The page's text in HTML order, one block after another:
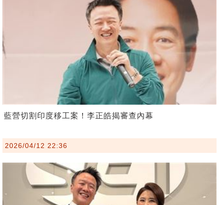
藍營切割印度移工案！李正皓揭審查內幕
2026/04/12 22:36